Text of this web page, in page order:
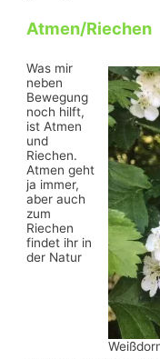
Atmen/Riechen
Was mir
neben
Bewegung
noch hilft,
ist Atmen
und
Riechen.
Atmen geht
ja immer,
aber auch
zum
Riechen
findet ihr in
der Natur